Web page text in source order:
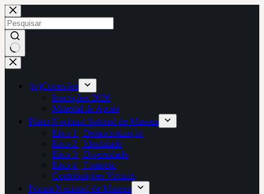
Pular
para
o
conteúdo
Sem
resultados
(re)Conexões
Inscrições 2026
Material de Apoio
Plano Nacional Setorial de Museus
Eixo 1 | Democratização
Eixo 2 | Identidade
Eixo 3 | Diversidade
Eixo 4 | Fomento
Contribuições Virtuais
Fórum Nacional de Museus